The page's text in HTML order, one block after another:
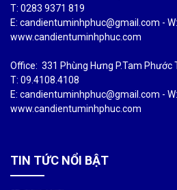
T: 0283 9371 819
E: candientuminhphuc@gmail.com - W:
www.candientuminhphuc.com
Office: 331 Phùng Hưng P.Tam Phước
T: 09.4108.4108
E: candientuminhphuc@gmail.com - W:
www.candientuminhphuc.com
TIN TỨC NỔI BẬT